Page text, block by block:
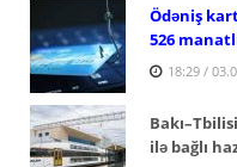
Ödəniş
526
18:29 /
ilə bağlı